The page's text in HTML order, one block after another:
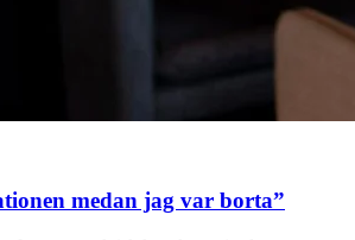
medan jag var borta”